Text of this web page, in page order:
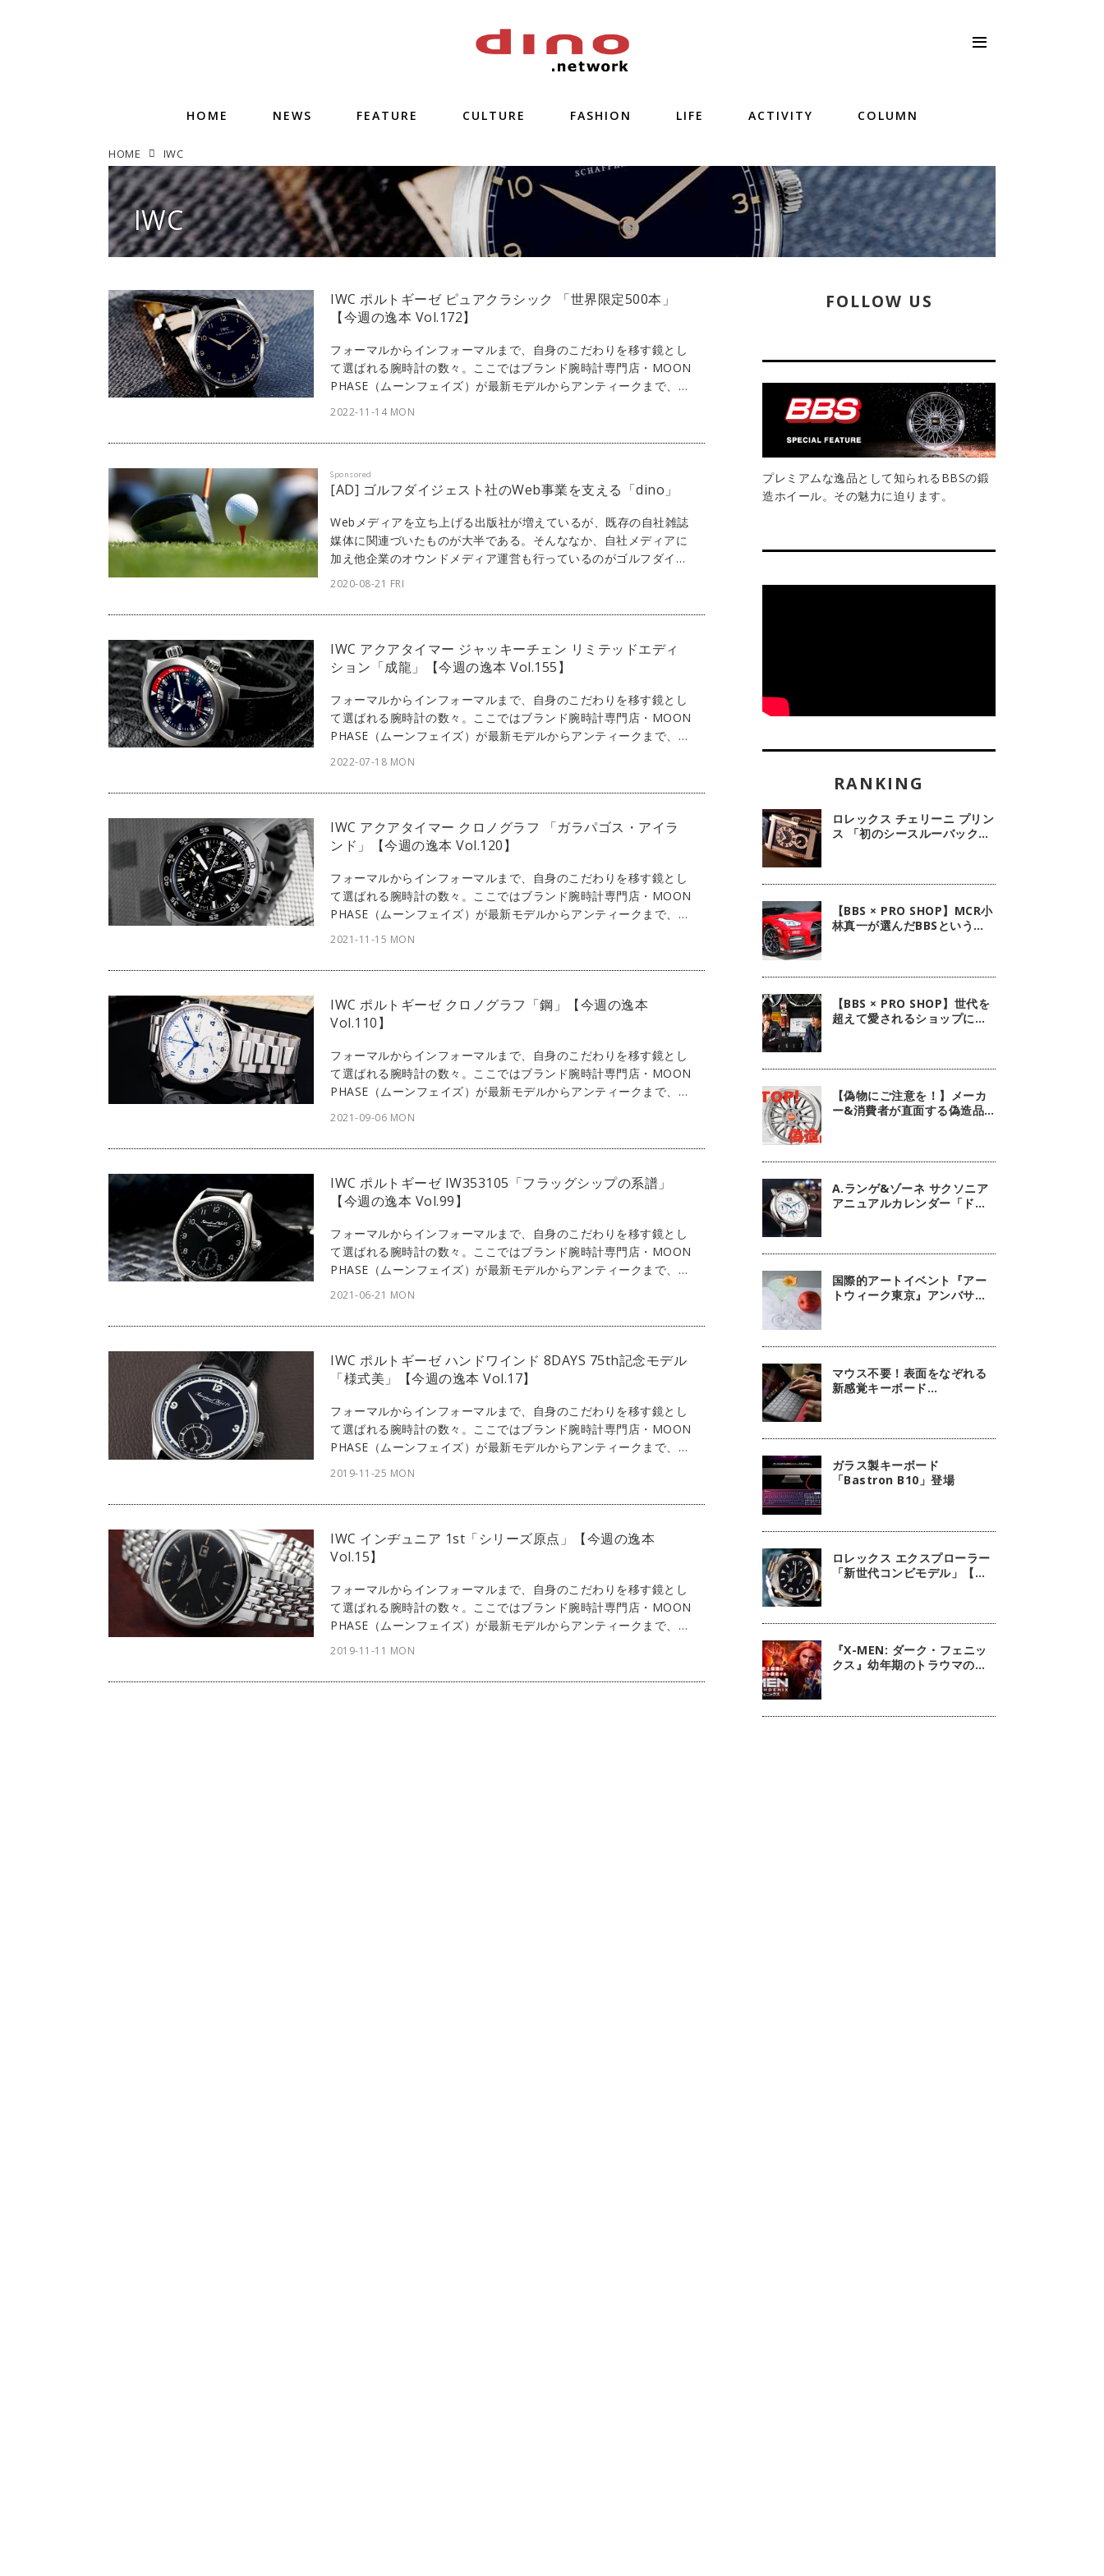
HOME NEWS FEATURE CULTURE FASHION LIFE ACTIVITY COLUMN
HOME IWC
IWC
IWC ポルトギーゼ ピュアクラシック 「世界限定500本」
【今週の逸本 Vol.172】
フォーマルからインフォーマルまで、自身のこだわりを移す鏡とし
て選ばれる腕時計の数々。ここではブランド腕時計専門店・MOON
PHASE（ムーンフェイズ）が最新モデルからアンティークまで、見
ゼ ピュアクラシック」をご紹介しよう。
2022-11-14 MON
[AD] ゴルフダイジェスト社のWeb事業を支える「dino」
Webメディアを立ち上げる出版社が増えているが、既存の自社雑誌
媒体に関連づいたものが大半である。そんななか、自社メディアに
加え他企業のオウンドメディア運営も行っているのがゴルフダイジ
Webメディアの背景と展望について話を聞いた。
Sponsored
2020-08-21 FRI
IWC アクアタイマー ジャッキーチェン リミテッドエディ
ション「成龍」【今週の逸本 Vol.155】
フォーマルからインフォーマルまで、自身のこだわりを移す鏡とし
て選ばれる腕時計の数々。ここではブランド腕時計専門店・MOON
PHASE（ムーンフェイズ）が最新モデルからアンティークまで、見
ラボした1本。『アクアタイマー ジャッキー・チェン』をご紹介し
2022-07-18 MON
IWC アクアタイマー クロノグラフ 「ガラパゴス・アイラ
ンド」【今週の逸本 Vol.120】
フォーマルからインフォーマルまで、自身のこだわりを移す鏡とし
て選ばれる腕時計の数々。ここではブランド腕時計専門店・MOON
PHASE（ムーンフェイズ）が最新モデルからアンティークまで、見
2021-11-15 MON
IWC ポルトギーゼ クロノグラフ「鋼」【今週の逸本
Vol.110】
フォーマルからインフォーマルまで、自身のこだわりを移す鏡とし
て選ばれる腕時計の数々。ここではブランド腕時計専門店・MOON
PHASE（ムーンフェイズ）が最新モデルからアンティークまで、見
2021-09-06 MON
IWC ポルトギーゼ IW353105「フラッグシップの系譜」
【今週の逸本 Vol.99】
フォーマルからインフォーマルまで、自身のこだわりを移す鏡とし
て選ばれる腕時計の数々。ここではブランド腕時計専門店・MOON
PHASE（ムーンフェイズ）が最新モデルからアンティークまで、見
2021-06-21 MON
IWC ポルトギーゼ ハンドワインド 8DAYS 75th記念モデル
「様式美」【今週の逸本 Vol.17】
フォーマルからインフォーマルまで、自身のこだわりを移す鏡とし
て選ばれる腕時計の数々。ここではブランド腕時計専門店・MOON
PHASE（ムーンフェイズ）が最新モデルからアンティークまで、見
紹介。
2019-11-25 MON
IWC インヂュニア 1st「シリーズ原点」【今週の逸本
Vol.15】
フォーマルからインフォーマルまで、自身のこだわりを移す鏡とし
て選ばれる腕時計の数々。ここではブランド腕時計専門店・MOON
PHASE（ムーンフェイズ）が最新モデルからアンティークまで、見
る者の感性を刺激する1本をセレクト。今回は、IWCからアンティ
2019-11-11 MON
FOLLOW US
プレミアムな逸品として知られるBBSの鍛
造ホイール。その魅力に迫ります。
ロレックス チェリーニ プリン
ス 「初のシースルーバック・
【BBS × PRO SHOP】MCR小
林真一が選んだBBSという選
【BBS × PRO SHOP】世代を
超えて愛されるショップに。
【偽物にご注意を！】メーカ
ー&消費者が直面する偽造品
A.ランゲ&ゾーネ サクソニア
アニュアルカレンダー「ドイ
国際的アートイベント『アー
トウィーク東京』アンバサダ
マウス不要！表面をなぞれる
新感覚キーボード
ガラス製キーボード
「Bastron B10」登場
ロレックス エクスプローラー
「新世代コンビモデル」【今
『X-MEN: ダーク・フェニッ
クス』幼年期のトラウマの扱